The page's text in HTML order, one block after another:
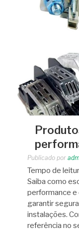
Publicado por
Tempo de
Saiba como
performance e
garantir
instalações.
referência no